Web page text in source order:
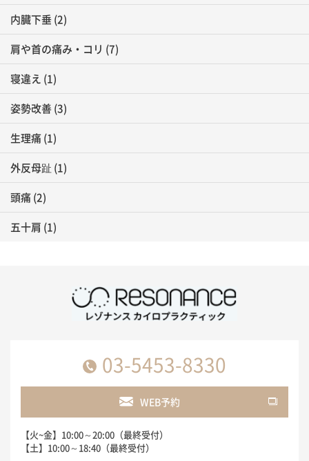
内臓下垂(2)
肩や首の痛み・コリ (7)
寝違え (1)
姿勢改善(3)
生理痛(1)
外反母趾 (1)
頭痛(2)
五十肩 (1)
03-5453-8330
WEB予約
【火~金】10:00～20:00（最終受付）
【土】10:00～18:40（最終受付）